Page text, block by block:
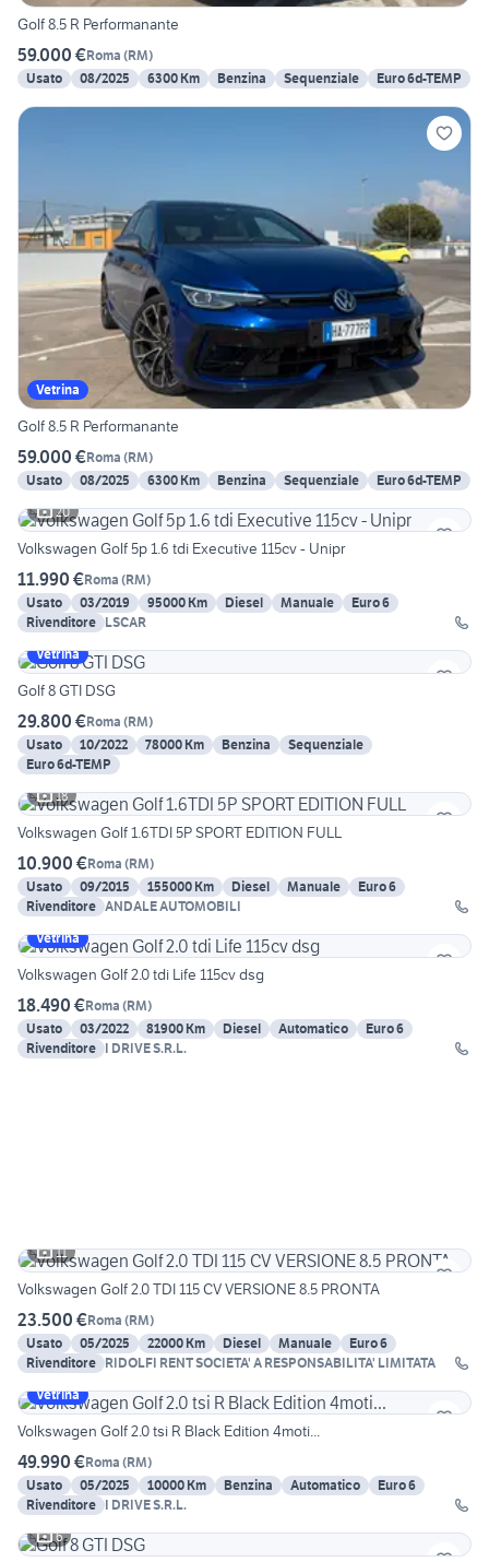
Golf 8.5 R Performanante
59.000 €Roma (RM)
Usato
08/2025 6300 Km Benzina Sequenziale Euro 6d-TEMP
Vetrina
Golf 8.5 R Performanante
59.000 €Roma (RM)
Usato
08/2025 6300 Km Benzina Sequenziale
Euro 6d-TEMP
20
Volkswagen Golf 5p 1.6 tdi Executive 115cv - Unipr
11.990 €Roma (RM)
Usato
03/2019 95000 Km Diesel Manuale
Euro 6
Rivenditore LSCAR
Vetrina
Golf 8 GTI DSG
29.800 €Roma (RM)
Usato
10/2022 78000 Km Benzina
Sequenziale
Euro 6d-TEMP
18
Volkswagen Golf 1.6TDI 5P SPORT EDITION FULL
10.900 €Roma (RM)
Usato
09/2015 155000 Km Diesel Manuale
Euro 6
Rivenditore ANDALE AUTOMOBILI
Vetrina
Volkswagen Golf 2.0 tdi Life 115cv dsg
18.490 €Roma (RM)
Usato
03/2022 81900 Km Diesel Automatico
Euro 6
Rivenditore I DRIVE S.R.L.
11
Volkswagen Golf 2.0 TDI 115 CV VERSIONE 8.5 PRONTA
23.500 €Roma (RM)
Usato
05/2025 22000 Km Diesel Manuale
Euro 6
Rivenditore RIDOLFI RENT SOCIETA' A RESPONSABILITA' LIMITATA
Vetrina
Volkswagen Golf 2.0 tsi R Black Edition 4moti...
49.990 €Roma (RM)
Usato
05/2025 10000 Km Benzina Automatico
Euro 6
Rivenditore I DRIVE S.R.L.
6